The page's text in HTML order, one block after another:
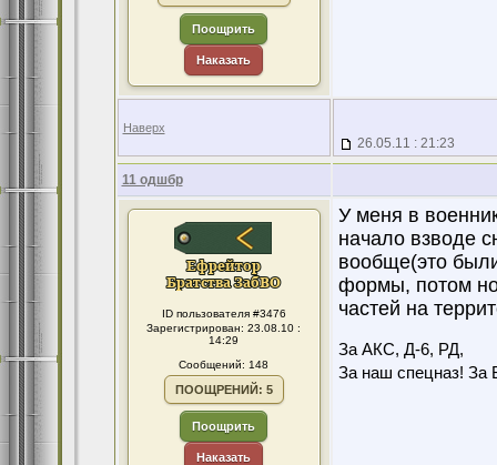
Поощрить
Наказать
Наверх
26.05.11 : 21:23
11 одшбр
ID пользователя #3476
Зарегистрирован: 23.08.10 :
14:29
Сообщений: 148
ПООЩРЕНИЙ: 5
Поощрить
Наказать
У меня в
начало взводе
вообще(это
формы, потом
частей на
За АКС, Д-6, РД,
За наш спецназ! За